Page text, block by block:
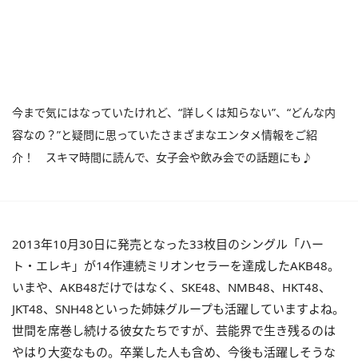
今まで気にはなっていたけれど、“詳しくは知らない”、“どんな内
容なの？”と疑問に思っていたさまざまなエンタメ情報をご紹
介！ スキマ時間に読んで、女子会や飲み会での話題にも♪
2013年10月30日に発売となった33枚目のシングル「ハー
ト・エレキ」が14作連続ミリオンセラーを達成したAKB48。
いまや、AKB48だけではなく、SKE48、NMB48、HKT48、
JKT48、SNH48といった姉妹グループも活躍していますよね。
世間を席巻し続ける彼女たちですが、芸能界で生き残るのは
やはり大変なもの。卒業した人も含め、今後も活躍しそうな